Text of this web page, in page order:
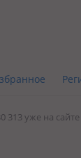
313 уже на сайте